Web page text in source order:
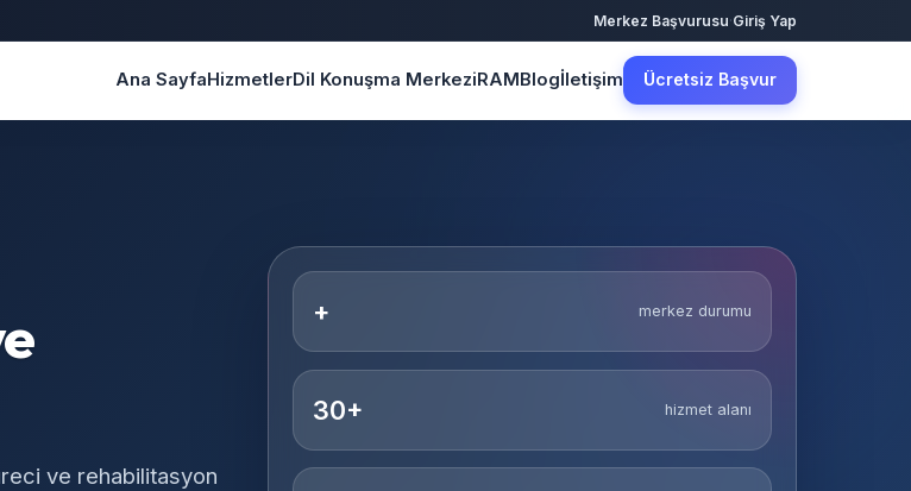
Merkez Başvurusu·Giriş Yap
Ana SayfaHizmetlerDil Konuşma MerkeziRAMBlogİletişim Ücretsiz Başvur
ve rehabilitasyon
+ merkez durumu
30+ hizmet alanı